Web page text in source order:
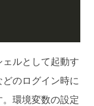
ルとして起動す
どのログイン時に
環境変数の設定